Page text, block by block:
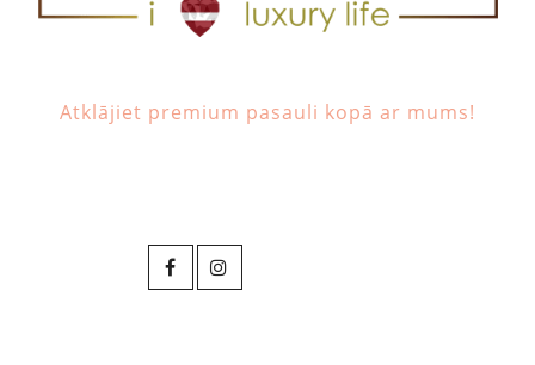
Atklājiet premium pasauli kopā ar mums!